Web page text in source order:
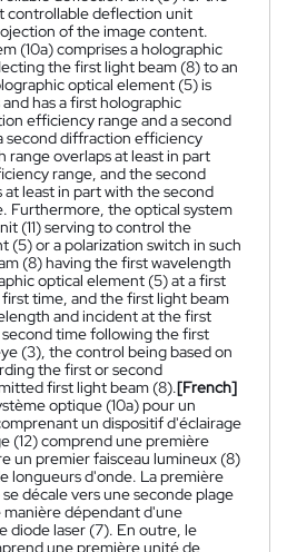
controllable deflection unit
of the image content.
(10a) comprises a holographic
the first light beam (8) to an
optical element (5) is
has a first holographic
efficiency range and a second
second diffraction efficiency
overlaps at least in part
range, and the second
least in part with the second
Furthermore, the optical system
(11) serving to control the
(5) or a polarization switch in such
(8) having the first wavelength
optical element (5) at a first
time, and the first light beam
and incident at the first
time following the first
(3), the control being based on
the first or second
first light beam (8).[French]
optique (10a) pour un
un dispositif d'éclairage
(12) comprend une première
un premier faisceau lumineux (8)
longueurs d'onde. La première
décale vers une seconde plage
dépendant d'une
diode laser (7). En outre, le
une première unité de